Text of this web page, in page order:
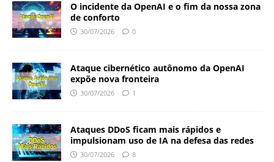
O incidente da OpenAI e o fim da nossa zona
de conforto
30/07/2026 0
Ataque cibernético autônomo da OpenAI
expõe nova fronteira
30/07/2026 1
Ataques DDoS ficam mais rápidos e
impulsionam uso de IA na defesa das redes
30/07/2026 8